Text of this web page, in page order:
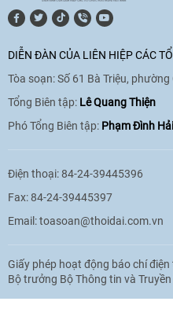
hòa
cho
17:25|13/06/2026
sinh
14:41 12/06/2026
DIỄN ĐÀN CỦA LIÊN HIỆP CÁC
Tòa soạn: Số 61 Bà Triệu,
Tổng Biên tập: Lê Quang Thiện
Phó Tổng Biên tập: Phạm Đình Hải
Điện thoại: 84-24-39445396
Fax: 84-24-39445397
Email:toasoan@thoidai.com.vn
Giấy phép hoạt động báo chí
Bộ trưởng Bộ Thông tin và